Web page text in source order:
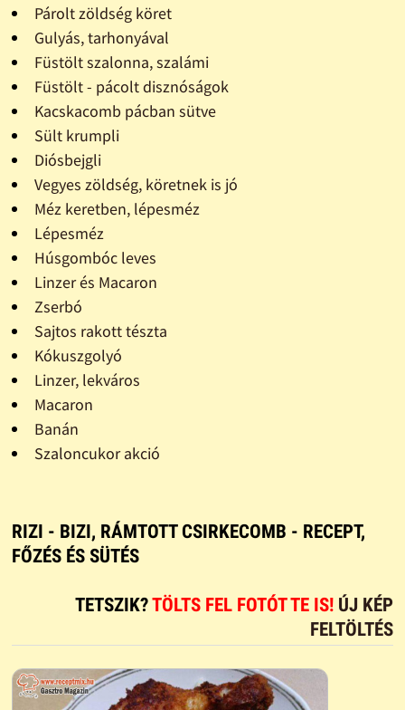
Párolt zöldség köret
Gulyás, tarhonyával
Füstölt szalonna, szalámi
Füstölt - pácolt disznóságok
Kacskacomb pácban sütve
Sült krumpli
Diósbejgli
Vegyes zöldség, köretnek is jó
Méz keretben, lépesméz
Lépesméz
Húsgombóc leves
Linzer és Macaron
Zserbó
Sajtos rakott tészta
Kókuszgolyó
Linzer, lekváros
Macaron
Banán
Szaloncukor akció
RIZI - BIZI, RÁMTOTT CSIRKECOMB - RECEPT,
FŐZÉS ÉS SÜTÉS
TETSZIK?TÖLTS FEL FOTÓT TE IS! ÚJ KÉP
FELTÖLTÉS